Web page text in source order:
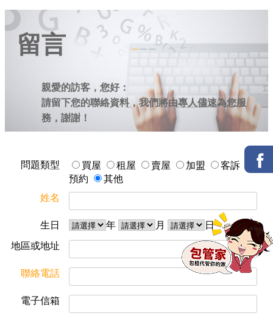
留言
親愛的訪客，您好：
請留下您的聯絡資料，我們將由專人儘速為您服
務，謝謝！
問題類型 買屋 租屋 賣屋 加盟
客訴
預約
其他
姓名
生日 年 月
日
地區或地址
聯絡電話
電子信箱